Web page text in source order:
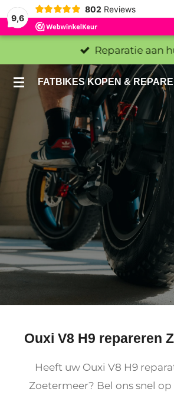
9,6
802 Reviews
Reparatie aan
Ouxi V8 H9 repareren
Heeft uw Ouxi V8 H9
Zoetermeer? Bel ons snel op